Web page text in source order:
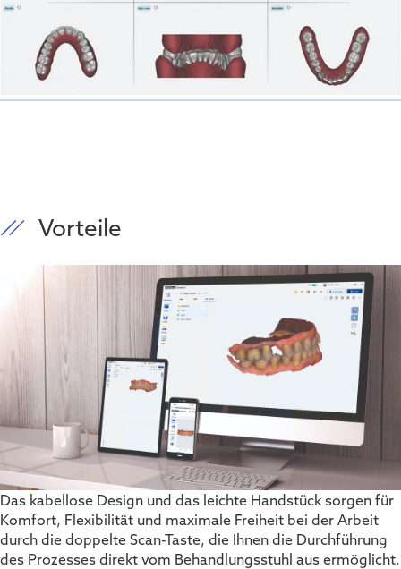
Vorteile
Das kabellose Design und das leichte Handstück sorgen für
Komfort, Flexibilität und maximale Freiheit bei der Arbeit
durch die doppelte Scan-Taste, die Ihnen die Durchführung
des Prozesses direkt vom Behandlungsstuhl aus ermöglicht.